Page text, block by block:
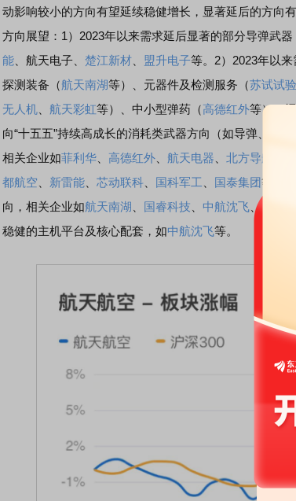
动影响较小的方向有望延续稳健增长，显著延后的方向
方向展望：1）2023年以来需求延后显著的部分导弹武
能 、航天电子、 楚江新材 盟升电子等。2）2023年以
探测装备（航天南湖等）、元器件及检测服务（苏试试验
无人机
航天彩虹等）、中小型弹药（高德红外等）、
向“十五五”持续高成长的消耗类武器方向（如导弹、远
相关企业如菲利华 高德红外 航天电器 北方导航
都航空
新雷能 芯动联科 国科军工 国泰集团等。4
向，相关企业如航天南湖 国睿科技 中航沈飞 、中航成
稳健的主机平台及核心配套，如中航沈飞等。
连线｜东方财富证券陈果：A股再平衡的
债券知识通识